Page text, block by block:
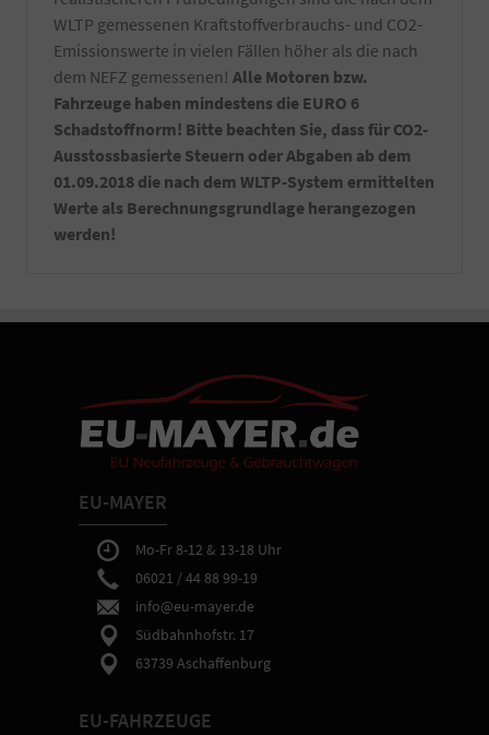
an
Ihrem
Fahrzeug.
Sie
erhalten
bei
Abholung
Aschaffenburg
eine
der
Fahrzeugtechnik.
WLTP gemessenen Kraftstoffverbrauchs- und CO2-
Emissionswerte in vielen Fällen höher als die nach
dem NEFZ gemessenen! Alle Motoren bzw.
Fahrzeuge haben mindestens die EURO 6
Schadstoffnorm! Bitte beachten Sie, dass für CO2-
Ausstossbasierte Steuern oder Abgaben ab dem
01.09.2018 die nach dem WLTP-System ermittelten
Werte als Berechnungsgrundlage herangezogen
werden!
EU-MAYER
Mo-Fr 8-12 & 13-18 Uhr
06021 / 44 88 99-19
info@eu-mayer.de
Südbahnhofstr. 17
63739 Aschaffenburg
EU-FAHRZEUGE